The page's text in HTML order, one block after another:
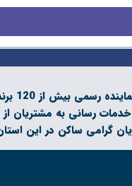
رسانی به مشتریان
گرامی ساکن در این